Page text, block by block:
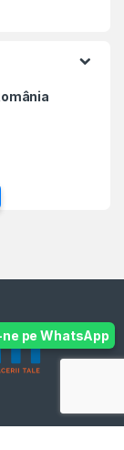
pe WhatsApp